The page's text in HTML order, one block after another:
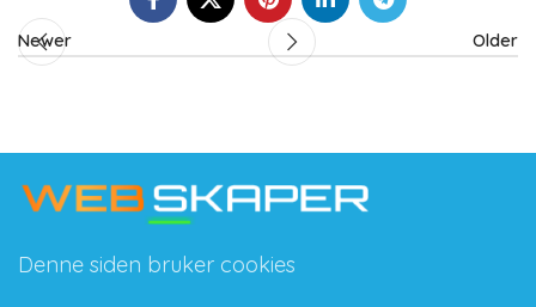
Newer Older
Denne siden bruker cookies